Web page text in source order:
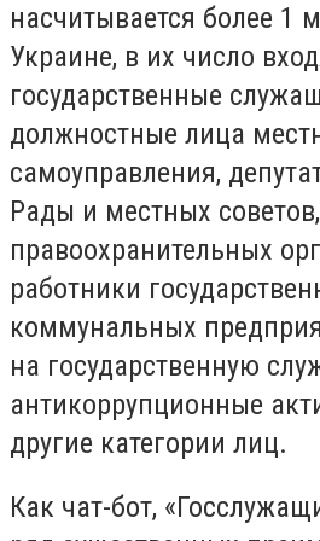
насчитывается более 1
Украине, в их число
государственные
должностные лица
самоуправления,
Рады и местных
правоохранительных
работники
коммунальных
на государственную
антикоррупционные
другие категории лиц.
Как чат-бот,